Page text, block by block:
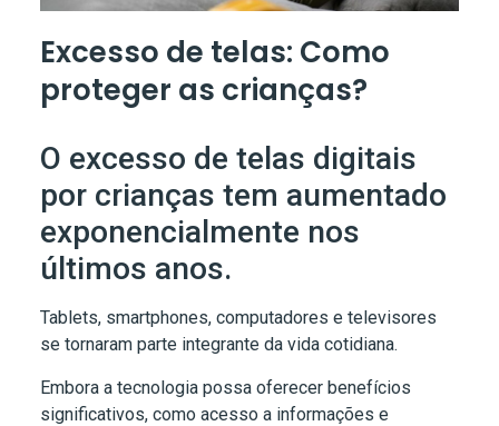
Excesso de telas: Como
proteger as crianças?
O excesso de telas digitais
por crianças tem aumentado
exponencialmente nos
últimos anos.
Tablets, smartphones, computadores e televisores
se tornaram parte integrante da vida cotidiana.
Embora a tecnologia possa oferecer benefícios
significativos, como acesso a informações e